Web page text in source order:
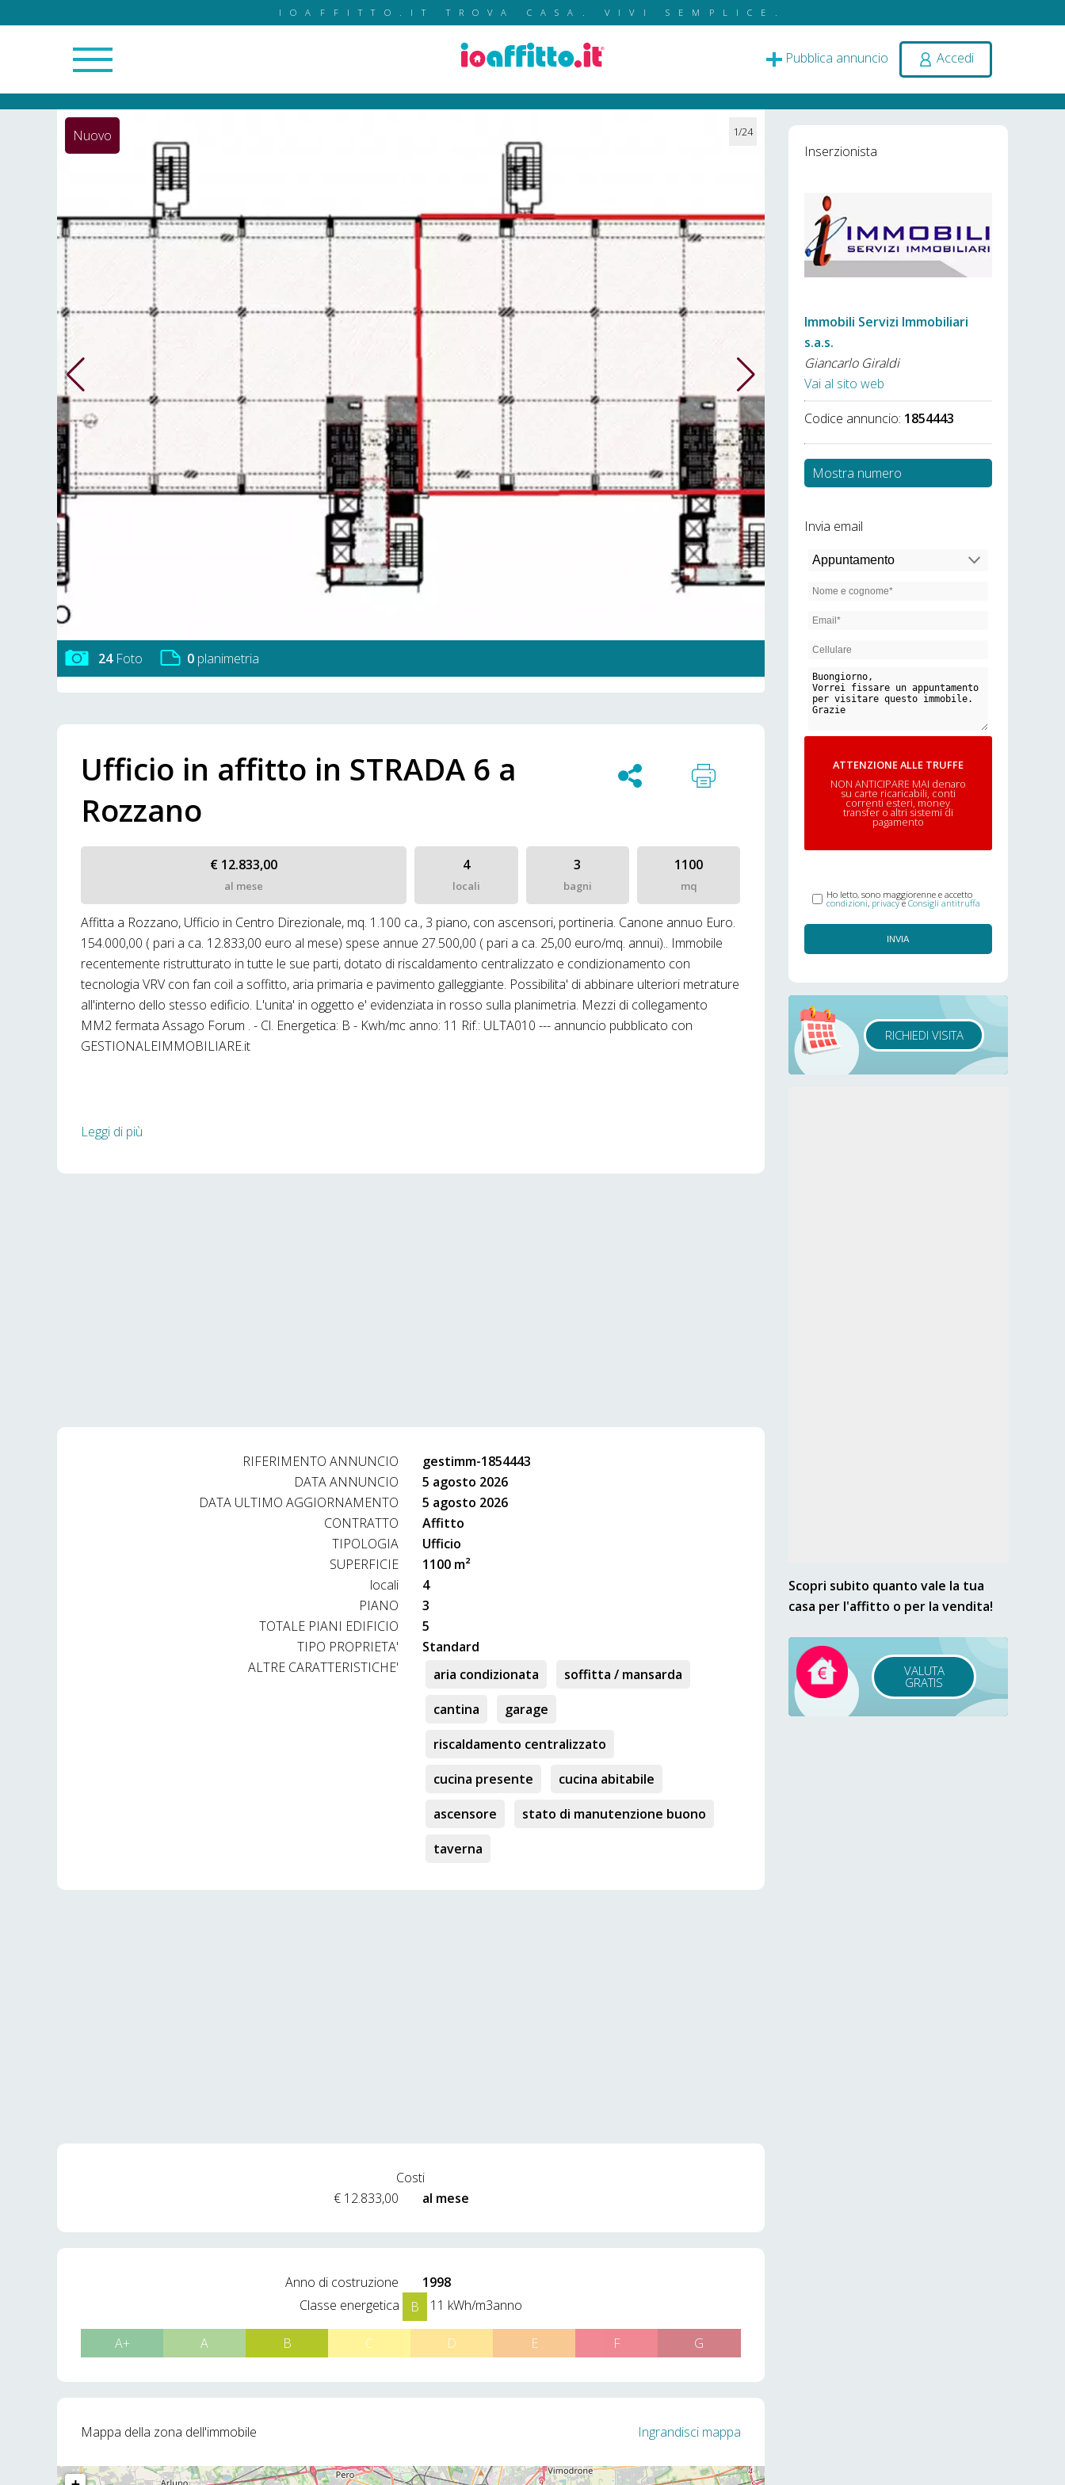
IOAFFITTO.IT TROVA CASA. VIVI SEMPLICE.
Pubblica annuncio Accedi
Nuovo 1/24
24Foto 0 planimetria
Ufficio in affitto in STRADA 6 a
Rozzano
€ 12.833,00
al mese
4
locali
3
bagni
1100
mq
Affitta a Rozzano, Ufficio in Centro Direzionale, mq. 1.100 ca., 3 piano, con ascensori, portineria. Canone annuo Euro.
154.000,00 ( pari a ca. 12.833,00 euro al mese) spese annue 27.500,00 ( pari a ca. 25,00 euro/mq. annui).. Immobile
recentemente ristrutturato in tutte le sue parti, dotato di riscaldamento centralizzato e condizionamento con
tecnologia VRV con fan coil a soffitto, aria primaria e pavimento galleggiante. Possibilita' di abbinare ulteriori metrature
all'interno dello stesso edificio. L'unita' in oggetto e' evidenziata in rosso sulla planimetria. Mezzi di collegamento
MM2 fermata Assago Forum . - Cl. Energetica: B - Kwh/mc anno: 11 Rif.: ULTA010 --- annuncio pubblicato con
GESTIONALEIMMOBILIARE.it
Leggi di più
RIFERIMENTO ANNUNCIO
gestimm-1854443
DATA ANNUNCIO
5 agosto 2026
DATA ULTIMO AGGIORNAMENTO
5 agosto 2026
CONTRATTO
Affitto
TIPOLOGIA
Ufficio
SUPERFICIE
1100 m²
locali
4
PIANO
3
TOTALE PIANI EDIFICIO
5
TIPO PROPRIETA'
Standard
ALTRE CARATTERISTICHE'
aria condizionata
soffitta / mansarda
cantina
garage
riscaldamento centralizzato
cucina presente
cucina abitabile
ascensore
stato di manutenzione buono
taverna
Costi
€ 12.833,00
al mese
Anno di costruzione
1998
Classe energetica
B 11 kWh/m3anno
A+ A B C D E F G
Mappa della zona dell'immobile Ingrandisci mappa
Inserzionista
Immobili Servizi Immobiliari
s.a.s.
Giancarlo Giraldi
Vai al sito web
Codice annuncio: 1854443
Mostra numero
Invia email
ATTENZIONE ALLE TRUFFE
NON ANTICIPARE MAI denaro
su carte ricaricabili, conti
correnti esteri, money
transfer o altri sistemi di
pagamento
Ho letto, sono maggiorenne e accetto
condizioni, privacye Consigli antitruffa
INVIA
RICHIEDI VISITA
Scopri subito quanto vale la tua
casa per l'affitto o per la vendita!
VALUTA
GRATIS